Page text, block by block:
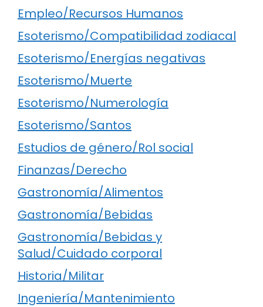
Empleo/Recursos Humanos
Esoterismo/Compatibilidad zodiacal
Esoterismo/Energías negativas
Esoterismo/Muerte
Esoterismo/Numerología
Esoterismo/Santos
Estudios de género/Rol social
Finanzas/Derecho
Gastronomía/Alimentos
Gastronomía/Bebidas
Gastronomía/Bebidas y
Salud/Cuidado corporal
Historia/Militar
Ingeniería/Mantenimiento